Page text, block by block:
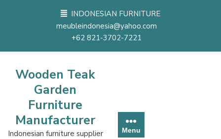
INDONESIAN FURNITURE
meubleindonesia@yahoo.com
+62 821-3702-7221
Wooden Teak
Garden
Furniture
Manufacturer
Indonesian furniture supplier
Menu